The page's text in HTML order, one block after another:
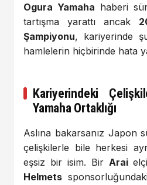
Ogura Yamaha haberi
tartışma yarattı ancak
Şampiyonu, kariyerinde
hamlelerin hiçbirinde hata
Kariyerindeki
Yamaha Ortaklığı
Aslına bakarsanız Japon
çelişkilerle bile herkesi
eşsiz bir isim. Bir Arai
Helmets